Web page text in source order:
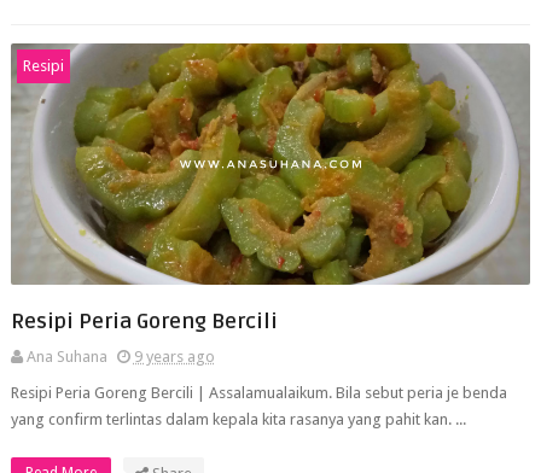
Resipi
Resipi Peria Goreng Bercili
Ana Suhana
9 years ago
Resipi Peria Goreng Bercili | Assalamualaikum. Bila sebut peria je benda
yang confirm terlintas dalam kepala kita rasanya yang pahit kan. ...